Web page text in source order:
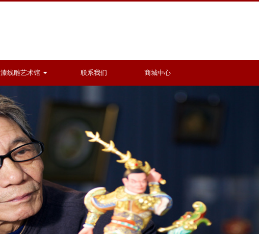
漆线雕艺术馆 联系我们 商城中心